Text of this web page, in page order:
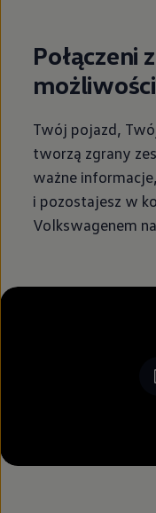
Połączeni
możliwości
Twój pojazd,
tworzą zgrany
ważne
i pozostajesz w
Volkswagenem